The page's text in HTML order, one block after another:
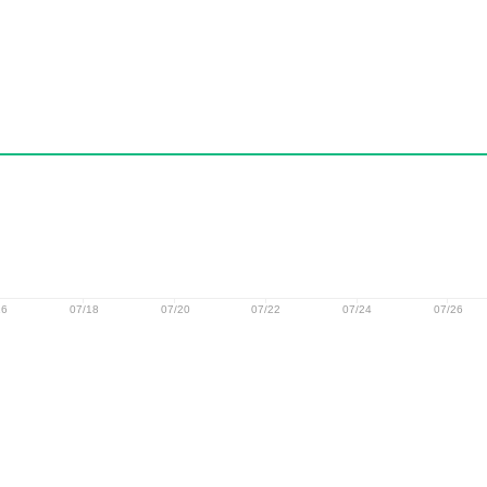
07/18 07/20 07/22 07/24 07/26